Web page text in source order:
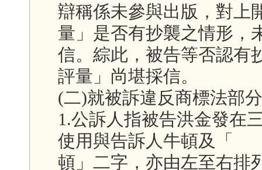
辯稱係未參與出版，對上
量」是否有抄襲之情形，
信。綜此，被告等否認有
評量」尚堪採信。
(二)就被訴違反商標法部
1.公訴人指被告洪金發在
使用與告訴人牛頓及「
頓」二字，亦由左至右排